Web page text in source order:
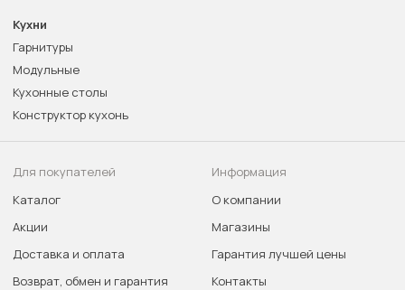
Кухни
Гарнитуры
Модульные
Кухонные столы
Конструктор кухонь
Для покупателей
Каталог
Акции
Доставка и оплата
Возврат, обмен и гарантия
Информация
О компании
Магазины
Гарантия лучшей цены
Контакты